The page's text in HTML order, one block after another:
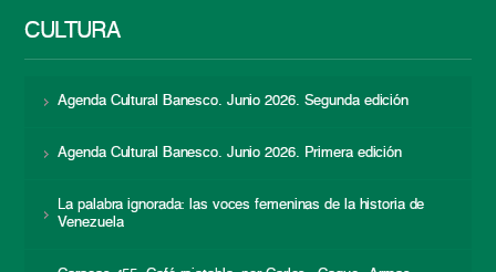
CULTURA
Agenda Cultural Banesco. Junio 2026. Segunda edición
Agenda Cultural Banesco. Junio 2026. Primera edición
La palabra ignorada: las voces femeninas de la historia de
Venezuela